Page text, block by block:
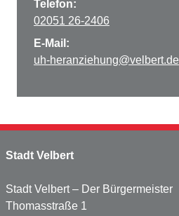
Telefon:
02051 26-2406
E-Mail:
uh-heranziehung@velbert.de
Stadt Velbert
Stadt Velbert – Der Bürgermeister
Thomasstraße 1